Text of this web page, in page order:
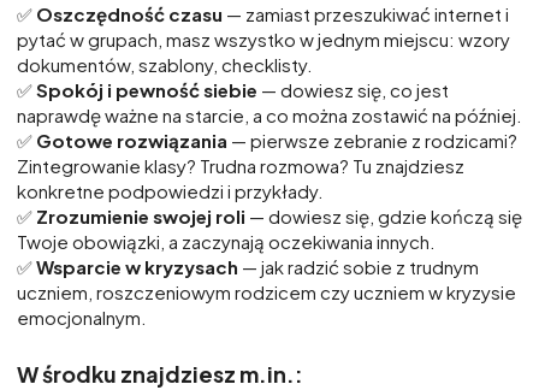
✅ Oszczędność czasu — zamiast przeszukiwać internet i
pytać w grupach, masz wszystko w jednym miejscu: wzory
dokumentów, szablony, checklisty.
✅Spokój i pewność siebie — dowiesz się, co jest
naprawdę ważne na starcie, a co można zostawić na później.
✅ Gotowe rozwiązania — pierwsze zebranie z rodzicami?
Zintegrowanie klasy? Trudna rozmowa? Tu znajdziesz
konkretne podpowiedzi i przykłady.
✅ Zrozumienie swojej roli — dowiesz się, gdzie kończą się
Twoje obowiązki, a zaczynają oczekiwania innych.
✅Wsparcie w kryzysach — jak radzić sobie z trudnym
uczniem, roszczeniowym rodzicem czy uczniem w kryzysie
emocjonalnym.
W środku znajdziesz m.in.: